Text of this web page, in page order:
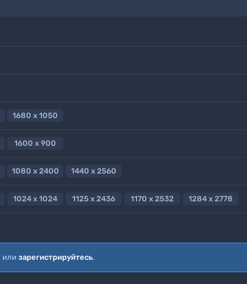
1680 x 1050
1600 x 900
1080 x 2400 1440 x 2560
1024 x 1024 1125 x 2436 1170 x 2532 1284 x 2778
или зарегистрируйтесь.